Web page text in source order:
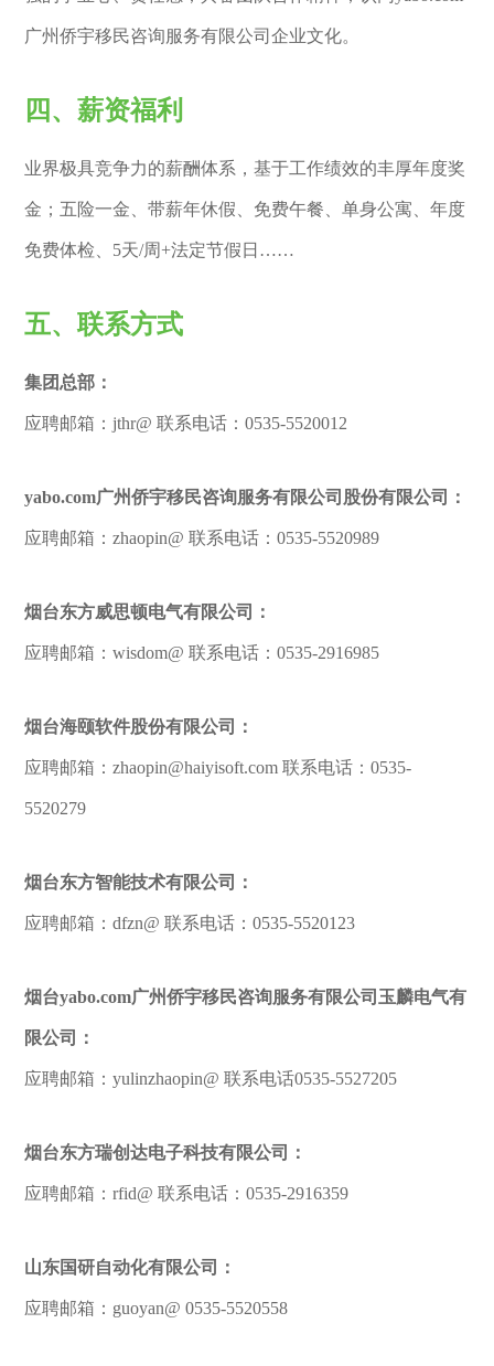
广州侨宇移民咨询服务有限公司企业文化。
四、薪资福利
业界极具竞争力的薪酬体系，基于工作绩效的丰厚年度奖
金；五险一金、带薪年休假、免费午餐、单身公寓、年度
免费体检、5天/周+法定节假日……
五、联系方式
集团总部：
应聘邮箱：jthr@ 联系电话：0535-5520012
yabo.com广州侨宇移民咨询服务有限公司股份有限公司：
应聘邮箱：zhaopin@ 联系电话：0535-5520989
烟台东方威思顿电气有限公司：
应聘邮箱：wisdom@ 联系电话：0535-2916985
烟台海颐软件股份有限公司：
应聘邮箱：zhaopin@haiyisoft.com 联系电话：0535-
5520279
烟台东方智能技术有限公司：
应聘邮箱：dfzn@ 联系电话：0535-5520123
烟台yabo.com广州侨宇移民咨询服务有限公司玉麟电气有
限公司：
应聘邮箱：yulinzhaopin@ 联系电话0535-5527205
烟台东方瑞创达电子科技有限公司：
应聘邮箱：rfid@ 联系电话：0535-2916359
山东国研自动化有限公司：
应聘邮箱：guoyan@ 0535-5520558